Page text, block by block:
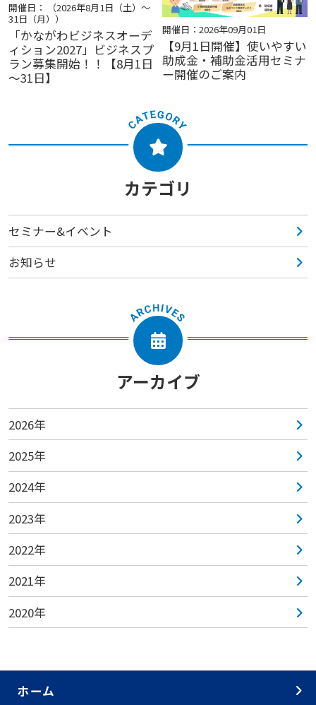
開催日： （2026年8月1日（土）～
31日（月））
「かながわビジネスオーデ
ィション2027」ビジネスプ
ラン募集開始！！【8月1日
～31日】
開催日：2026年09月01日
【9月1日開催】使いやすい
助成金・補助金活用セミナ
ー開催のご案内
カテゴリ
セミナー&イベント
お知らせ
アーカイブ
2026年
2025年
2024年
2023年
2022年
2021年
2020年
ホーム